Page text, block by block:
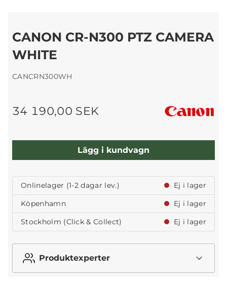
CANON CR-N300 PTZ CAMERA
WHITE
CANCRN300WH
34 190,00 SEK
Lägg i kundvagn
Onlinelager (1-2 dagar lev.)
Ej i lager
Köpenhamn
Ej i lager
Stockholm (Click & Collect)
Ej i lager
Produktexperter